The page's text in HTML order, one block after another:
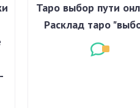
Таро выбор пути
Расклад таро